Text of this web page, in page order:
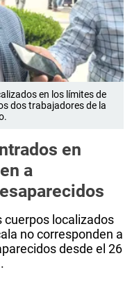
en los límites de
dos trabajadores de la
en
a
cuerpos localizados
no corresponden a
desde el 26